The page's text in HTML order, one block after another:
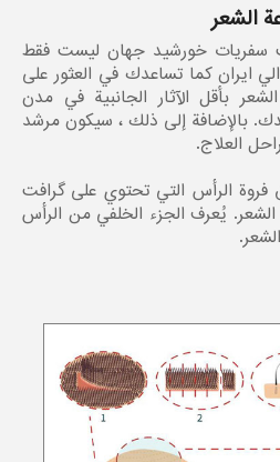
الشعر
سفريات خورشيد جهان ليست فقط
ايران كما تساعدك في العثور على
بأقل الآثار الجانبية في مدن
بالإضافة إلى ذلك ، سيكون مرشد
العلاج.
الرأس التي تحتوي على گرافت
يُعرف الجزء الخلفي من الرأس